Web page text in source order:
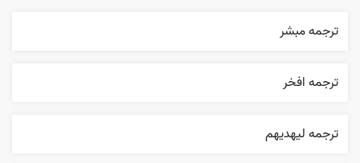
ترجمه مبشر
ترجمه افخر
ترجمه ليهديهم